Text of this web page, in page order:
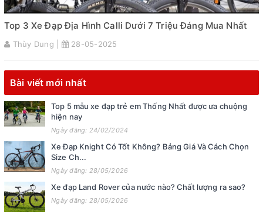
Top 3 Xe Đạp Địa Hình Calli Dưới 7 Triệu Đáng Mua Nhất
Thùy Dung | 28-05-2025
Bài viết mới nhất
Top 5 mẫu xe đạp trẻ em Thống Nhất được ưa chuộng
hiện nay
Ngày đăng: 24/02/2024
Xe Đạp Knight Có Tốt Không? Bảng Giá Và Cách Chọn
Size Ch...
Ngày đăng: 28/05/2026
Xe đạp Land Rover của nước nào? Chất lượng ra sao?
Ngày đăng: 28/05/2026